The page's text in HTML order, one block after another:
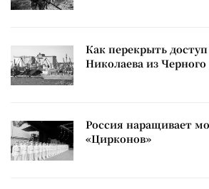
Как перекрыть
Николаева из
Россия наращивает
«Цирконов»